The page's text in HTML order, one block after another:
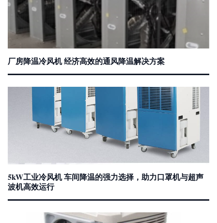
厂房降温冷风机 经济高效的通风降温解决方案
5kW工业冷风机 车间降温的强力选择，助力口罩机与超声
波机高效运行